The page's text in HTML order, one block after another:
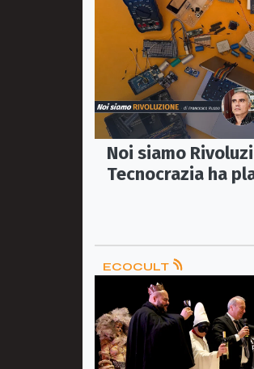
Noi siamo
Tecnocrazia ha
ECOCULT